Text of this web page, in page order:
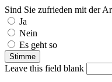
Sind Sie zufrieden mit der
Auswahlmöglichkeiten
Ja
Nein
Es geht so
Leave this field blank